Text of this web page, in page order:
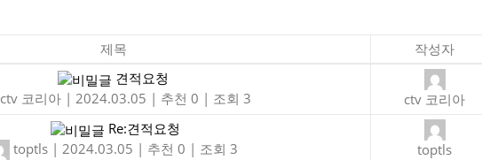
제목 작성자
견적요청
ctv 코리아 | 2024.03.05 | 추천 0 | 조회 3 ctv 코리아
Re:견적요청
toptls | 2024.03.05 | 추천 0 | 조회 3 toptls